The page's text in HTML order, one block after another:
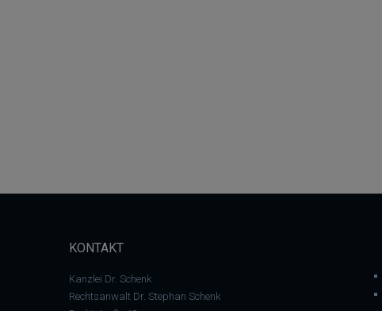
KONTAKT
Kanzlei Dr. Schenk
Rechtsanwalt Dr. Stephan Schenk